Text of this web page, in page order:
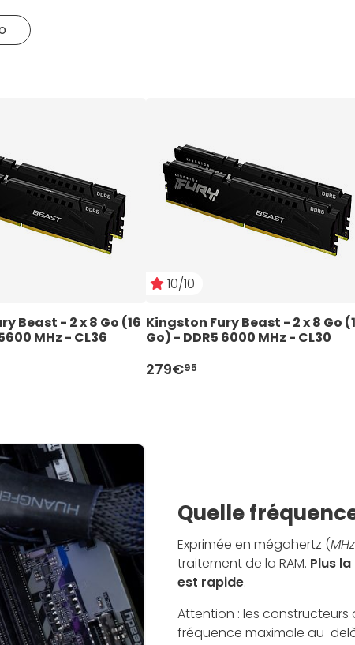
Beast - 2 x 8 Go (16
MHz - CL36
10/10
Kingston Fury Beast - 2 x 8 Go
Go) - DDR5 6000 MHz - CL30
279€95
Quelle
Exprimée en mégahertz (MHz
traitement de la RAM. Plus
est rapide.
Attention : les
fréquence maximale au-